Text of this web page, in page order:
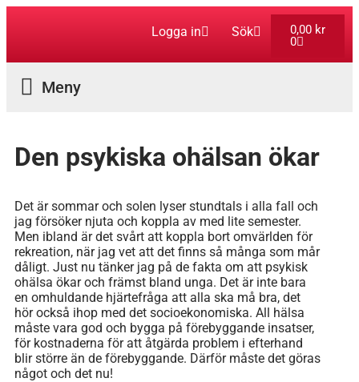
Logga in Sök 0,00 kr
0
Den psykiska ohälsan ökar
Det är sommar och solen lyser stundtals i alla fall och
jag försöker njuta och koppla av med lite semester.
Men ibland är det svårt att koppla bort omvärlden för
rekreation, när jag vet att det finns så många som mår
dåligt. Just nu tänker jag på de fakta om att psykisk
ohälsa ökar och främst bland unga. Det är inte bara
en omhuldande hjärtefråga att alla ska må bra, det
hör också ihop med det socioekonomiska. All hälsa
måste vara god och bygga på förebyggande insatser,
för kostnaderna för att åtgärda problem i efterhand
blir större än de förebyggande. Därför måste det göras
något och det nu!